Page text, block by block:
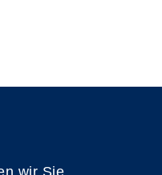
wir Sie